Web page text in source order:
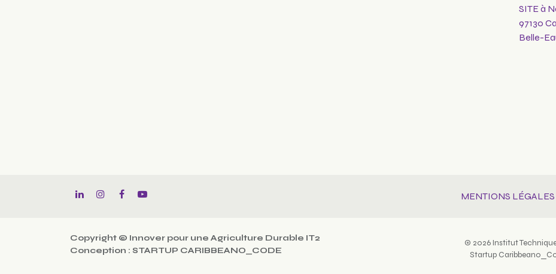
SITE à
97130
Belle-
MENTIONS LÉGALES
Copyright © Innover pour une Agriculture Durable IT2
Conception : STARTUP CARIBBEANO_CODE
© 2026 Institut
Startup